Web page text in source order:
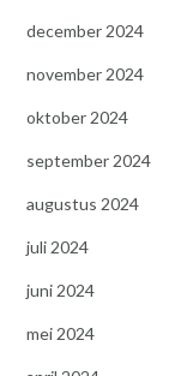
december 2024
november 2024
oktober 2024
september 2024
augustus 2024
juli 2024
juni 2024
mei 2024